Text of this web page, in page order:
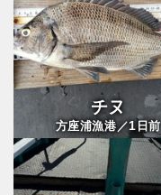
チヌ
方座浦漁港／1日前